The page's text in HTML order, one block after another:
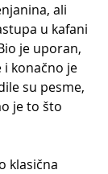
ali
u kafani
je uporan,
i konačno je
su pesme,
je to što
klasična